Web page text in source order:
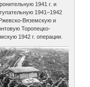
1941 г. и
1941–1942
Вяземскую и
Торопецко-
1942 г. операции.